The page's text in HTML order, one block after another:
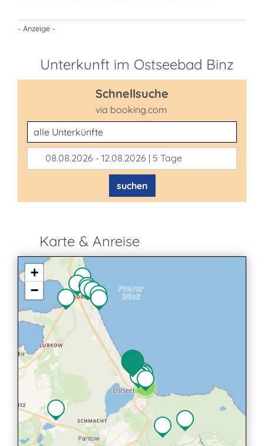
- Anzeige -
Unterkunft im Ostseebad Binz
Schnellsuche
via booking.com
Unterkunftsart
08.08.2026 - 12.08.2026 | 5 Tage
suchen
Karte & Anreise
2
+
−